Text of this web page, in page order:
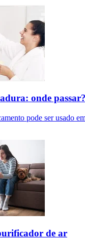
onde passar?
pode ser usado
de ar​